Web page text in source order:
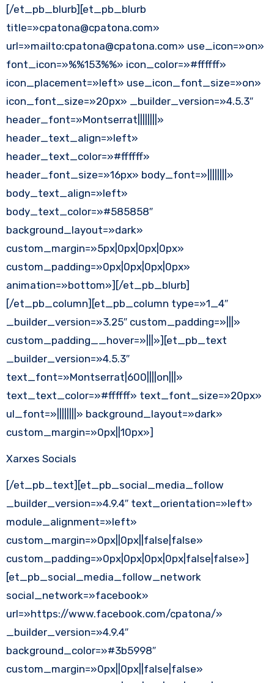
[/et_pb_blurb][et_pb_blurb
title=»cpatona@cpatona.com»
url=»mailto:cpatona@cpatona.com» use_icon=»on»
font_icon=»%%153%%» icon_color=»#ffffff»
icon_placement=»left» use_icon_font_size=»on»
icon_font_size=»20px» _builder_version=»4.5.3″
header_font=»Montserrat||||||||»
header_text_align=»left»
header_text_color=»#ffffff»
header_font_size=»16px» body_font=»||||||||»
body_text_align=»left»
body_text_color=»#585858″
background_layout=»dark»
custom_margin=»5px|0px|0px|0px»
custom_padding=»0px|0px|0px|0px»
animation=»bottom»][/et_pb_blurb]
[/et_pb_column][et_pb_column type=»1_4″
_builder_version=»3.25″ custom_padding=»|||»
custom_padding__hover=»|||»][et_pb_text
_builder_version=»4.5.3″
text_font=»Montserrat|600||||on|||»
text_text_color=»#ffffff» text_font_size=»20px»
ul_font=»||||||||» background_layout=»dark»
custom_margin=»0px||10px»]
Xarxes Socials
[/et_pb_text][et_pb_social_media_follow
_builder_version=»4.9.4″ text_orientation=»left»
module_alignment=»left»
custom_margin=»0px||0px||false|false»
custom_padding=»0px|0px|0px|0px|false|false»]
[et_pb_social_media_follow_network
social_network=»facebook»
url=»https://www.facebook.com/cpatona/»
_builder_version=»4.9.4″
background_color=»#3b5998″
custom_margin=»0px||0px||false|false»